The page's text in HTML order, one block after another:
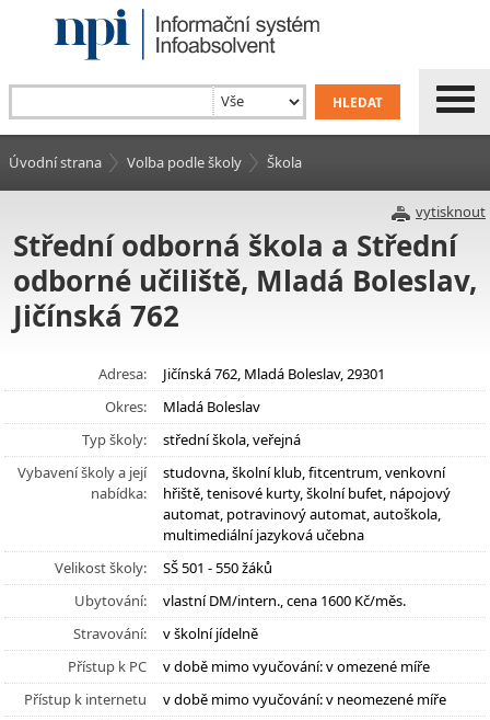
Úvodní strana Volba podle školy Škola
vytisknout
Střední odborná škola a Střední
odborné učiliště, Mladá Boleslav,
Jičínská 762
Adresa:
Jičínská 762, Mladá Boleslav, 29301
Okres:
Mladá Boleslav
Typ školy:
střední škola, veřejná
Vybavení školy a její
nabídka:
studovna, školní klub, fitcentrum, venkovní
hřiště, tenisové kurty, školní bufet, nápojový
automat, potravinový automat, autoškola,
multimediální jazyková učebna
Velikost školy:
SŠ 501 - 550 žáků
Ubytování:
vlastní DM/intern., cena 1600 Kč/měs.
Stravování:
v školní jídelně
Přístup k PC
v době mimo vyučování: v omezené míře
Přístup k internetu
v době mimo vyučování: v neomezené míře